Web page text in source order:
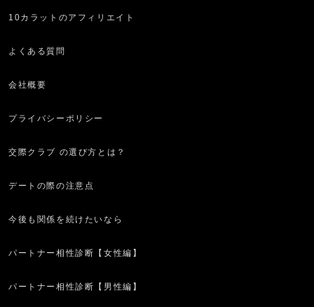
10カラットのアフィリエイト
よくある質問
会社概要
プライバシーポリシー
交際クラブ の選び方とは？
デートの際の注意点
今後も関係を続けたいなら
パートナー相性診断【女性編】
パートナー相性診断【男性編】